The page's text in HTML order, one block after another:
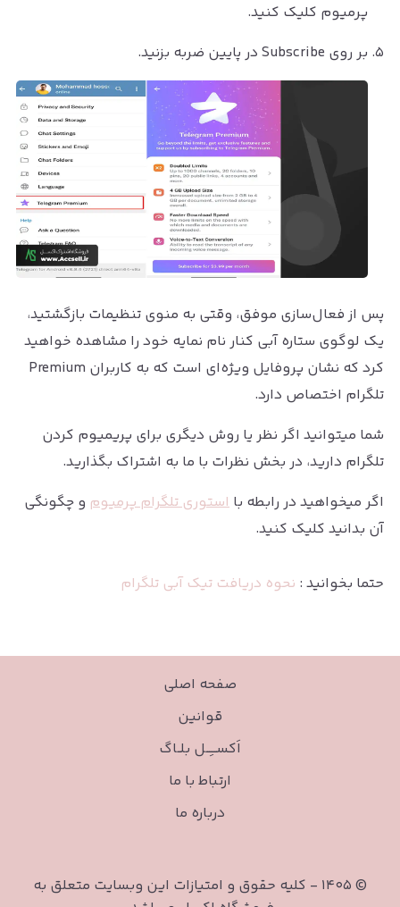
پرمیوم کلیک کنید.
بر روی Subscribe در پایین ضربه بزنید.
پس از فعال‌سازی موفق، وقتی به منوی تنظیمات بازگشتید،
یک لوگوی ستاره آبی کنار نام نمایه خود را مشاهده خواهید
کرد که نشان پروفایل ویژه‌ای است که به کاربران Premium
تلگرام اختصاص دارد.
شما میتوانید اگر نظر یا روش دیگری برای پریمیوم کردن
تلگرام دارید، در بخش نظرات با ما به اشتراک بگذارید.
اگر میخواهید در رابطه با استوری تلگرام پرمیوم و چگونگی
آن بدانید کلیک کنید.
حتما بخوانید : نحوه دریافت تیک آبی تلگرام
صفحه اصلی
قوانین
اَکســـِـــل بلــاگ
ارتباط با ما
درباره ما
© ۱۴۰۵ - کلیه حقوق و امتیازات این وبسایت متعلق به